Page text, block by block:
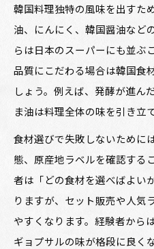
人気ランキングから探
韓国料理 人気ラン
韓国食品 人気ラン
国料理
韓国料理ショップ
韓国料理の取り寄
韓国料理ランキン
方
韓国料理独特の風味を出すた
油、にんにく、韓国醤油など
らは日本のスーパーにも並ぶ
品質にこだわる場合は韓国食
しょう。例えば、発酵が進ん
ま油は料理全体の味を引き立て
食材選びで失敗しないために
態、原産地ラベルを確認する
者は「どの食材を選べばよい
りますが、セット販売や人気
やすくなります。経験者から
ギョプサルの味が格段に良く